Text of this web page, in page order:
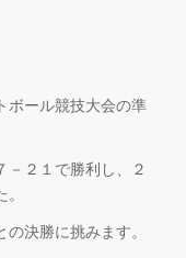
ボール競技大会の準
－２１で勝利し、２
決勝に挑みます。